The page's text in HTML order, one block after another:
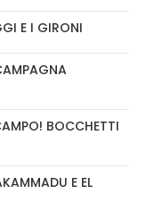
E I GIRONI
BOCCHETTI
E EL